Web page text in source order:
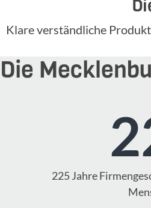
Klare verständliche
Die
225 Jahre